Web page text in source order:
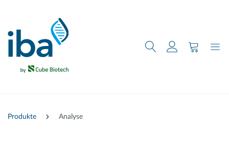
Produkte Analyse